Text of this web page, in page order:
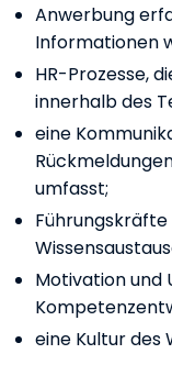
Anwerbung
Informationen
HR-Prozesse,
innerhalb des
eine
umfasst;
Führungskräfte
Motivation und
eine Kultur des